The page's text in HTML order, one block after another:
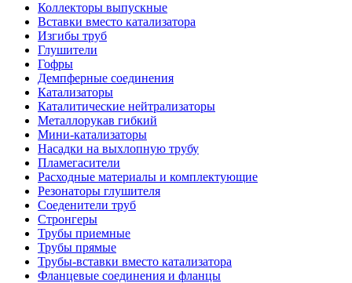
Коллекторы выпускные
Вставки вместо катализатора
Изгибы труб
Глушители
Гофры
Демпферные соединения
Катализаторы
Каталитические нейтрализаторы
Металлорукав гибкий
Мини-катализаторы
Насадки на выхлопную трубу
Пламегасители
Расходные материалы и комплектующие
Резонаторы глушителя
Соеденители труб
Стронгеры
Трубы приемные
Трубы прямые
Трубы-вставки вместо катализатора
Фланцевые соединения и фланцы